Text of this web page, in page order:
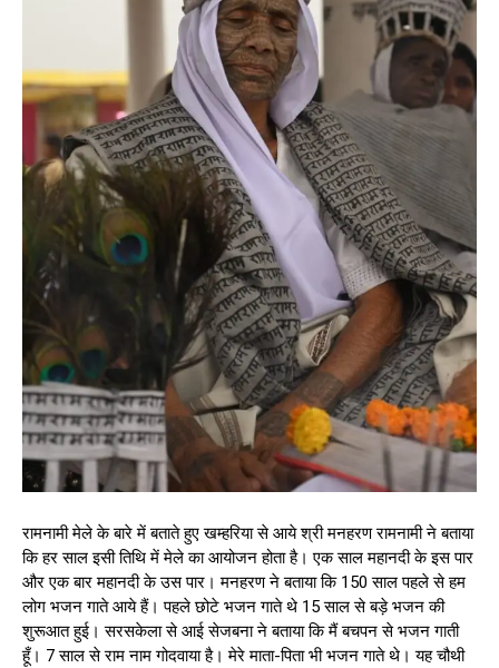
रामनामी मेले के बारे में बताते हुए खम्हरिया से आये श्री मनहरण रामनामी ने बताया
कि हर साल इसी तिथि में मेले का आयोजन होता है। एक साल महानदी के इस पार
और एक बार महानदी के उस पार। मनहरण ने बताया कि 150 साल पहले से हम
लोग भजन गाते आये हैं। पहले छोटे भजन गाते थे 15 साल से बड़े भजन की
शुरूआत हुई। सरसकेला से आई सेजबना ने बताया कि मैं बचपन से भजन गाती
हूँ। 7 साल से राम नाम गोदवाया है। मेरे माता-पिता भी भजन गाते थे। यह चौथी